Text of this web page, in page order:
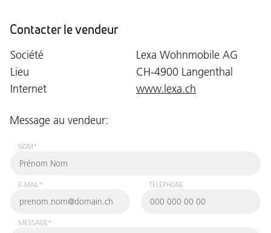
Contacter le vendeur
Société
Lexa Wohnmobile AG
Lieu
CH-4900 Langenthal
Internet
www.lexa.ch
Message au vendeur:
NOM*
E-MAIL* TÉLÉPHONE
MESSAGE*